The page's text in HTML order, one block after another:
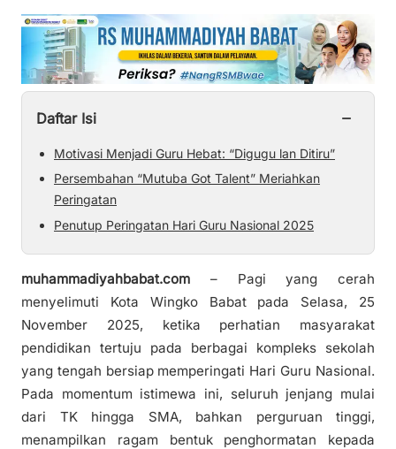
Daftar Isi −
Motivasi Menjadi Guru Hebat: “Digugu lan Ditiru”
Persembahan “Mutuba Got Talent” Meriahkan
Peringatan
Penutup Peringatan Hari Guru Nasional 2025
muhammadiyahbabat.com – Pagi yang cerah
menyelimuti Kota Wingko Babat pada Selasa, 25
November 2025, ketika perhatian masyarakat
pendidikan tertuju pada berbagai kompleks sekolah
yang tengah bersiap memperingati Hari Guru Nasional.
Pada momentum istimewa ini, seluruh jenjang mulai
dari TK hingga SMA, bahkan perguruan tinggi,
menampilkan ragam bentuk penghormatan kepada